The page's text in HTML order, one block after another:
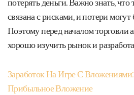
связана с рисками, и потери
Поэтому перед началом торговли
хорошо изучить рынок и
Заработок На Игре С
Прибыльное Вложение